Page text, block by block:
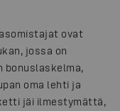
ovat
jossa on
bonuslaskelma,
oma lehti ja
jäi ilmestymättä,